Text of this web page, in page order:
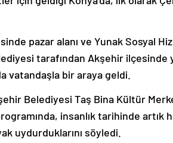
tarafından Akşehir ilçesinde
vatandaşla bir araya geldi.
insanlık tarihinde
uydurduklarını söyledi.